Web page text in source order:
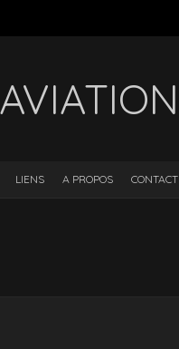
LIENS A PROPOS CONTACT